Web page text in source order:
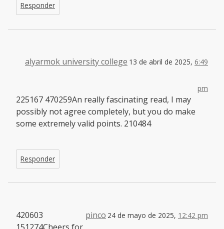
Responder
alyarmok university college 13 de abril de 2025, 6:49
pm
225167 470259An really fascinating read, I may
possibly not agree completely, but you do make
some extremely valid points. 210484
Responder
pinco 24 de mayo de 2025, 12:42 pm
420603